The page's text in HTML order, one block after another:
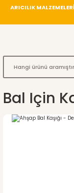
ARICILIK
Bal Için